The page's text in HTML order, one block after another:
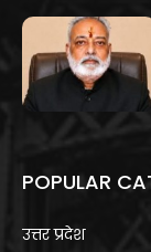
POPULAR
उत्तर प्रदेश